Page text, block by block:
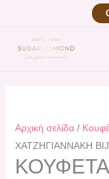
περιεχόμενο
Αρχική σελίδα/
ΧΑΤΖΗΓΙΑΝΝΑΚΗ
ΧΑΤΖΗΓΙΑΝΝΑΚΗ
BIJOUX
ΚΑΡΥΔΑ